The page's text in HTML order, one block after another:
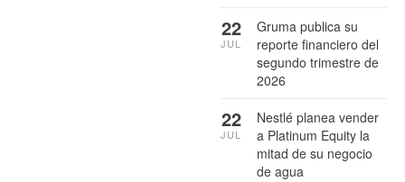
Gruma publica su
reporte financiero del
segundo trimestre de
2026
22
JUL
Nestlé planea vender
a Platinum Equity la
mitad de su negocio
de agua
22
JUL